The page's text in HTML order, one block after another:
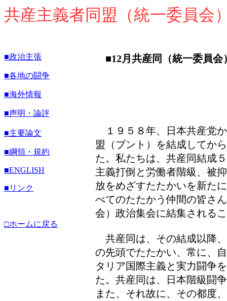
共産主義者同盟（統一委員会
■政治主張
■各地の闘争
■海外情報
■声明・論評
■主要論文
■綱領・規約
■ENGLISH
■リンク
□ホームに戻る
■12月共産同（統一委員
１９５８年、日本共産党
盟（ブント）を結成してか
た。私たちは、共産同結成
主義打倒と労働者階級、被
放をめざすたたかいを新た
べてのたたかう仲間の皆さ
会）政治集会に結集される
共産同は、その結成以降
の先頭でたたかい、常に、
タリア国際主義と実力闘争
た。共産同は、日本階級闘
また、それ故に、その都度